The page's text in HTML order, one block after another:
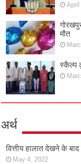
April
मौत
स्कैल्प
अर्थ
वित्तीय हालात देखने के
May 4, 2022